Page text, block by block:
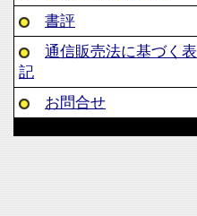
書評
通信販売法に基づく表
記
お問合せ